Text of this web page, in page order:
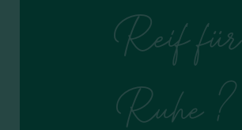
Reif für
Ruhe ?